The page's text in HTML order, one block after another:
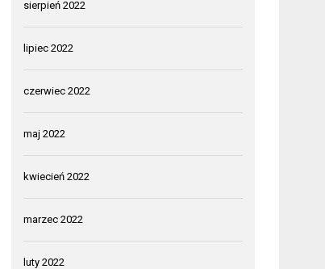
sierpień 2022
lipiec 2022
czerwiec 2022
maj 2022
kwiecień 2022
marzec 2022
luty 2022